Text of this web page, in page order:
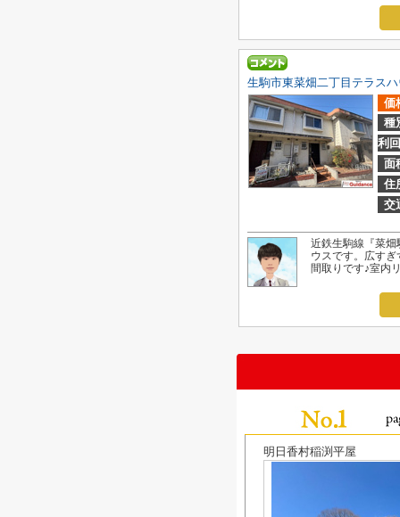
生駒市東菜畑二丁目テラス
価
種
利
面
住
交
近鉄生駒線『菜
ウスです。広す
間取りです♪室内
明日香村稲渕平屋